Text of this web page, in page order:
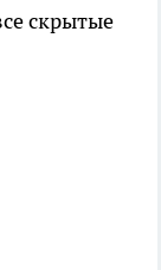
скрытые